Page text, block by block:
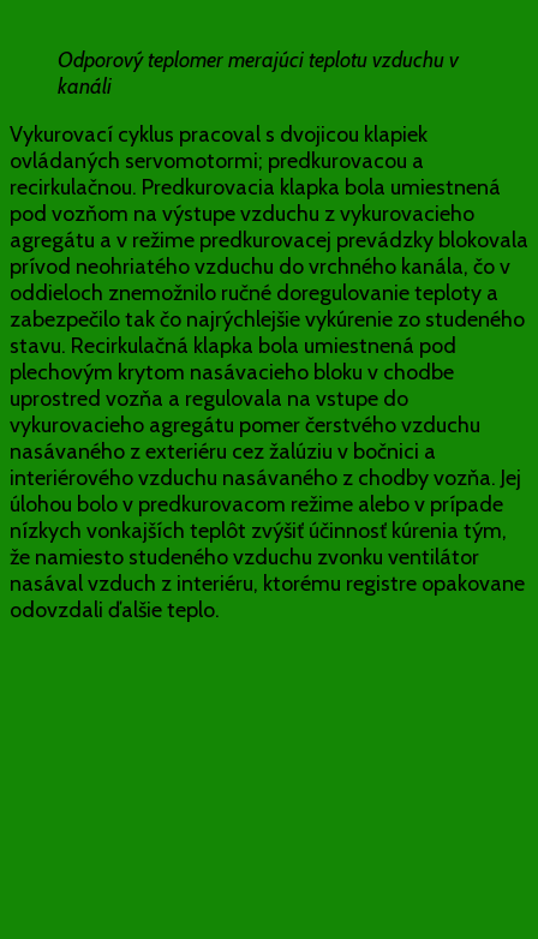
Odporový teplomer merajúci teplotu vzduchu v
kanáli
Vykurovací cyklus pracoval s dvojicou klapiek
ovládaných servomotormi; predkurovacou a
recirkulačnou. Predkurovacia klapka bola umiestnená
pod vozňom na výstupe vzduchu z vykurovacieho
agregátu a v režime predkurovacej prevádzky blokovala
prívod neohriatého vzduchu do vrchného kanála, čo v
oddieloch znemožnilo ručné doregulovanie teploty a
zabezpečilo tak čo najrýchlejšie vykúrenie zo studeného
stavu. Recirkulačná klapka bola umiestnená pod
plechovým krytom nasávacieho bloku v chodbe
uprostred vozňa a regulovala na vstupe do
vykurovacieho agregátu pomer čerstvého vzduchu
nasávaného z exteriéru cez žalúziu v bočnici a
interiérového vzduchu nasávaného z chodby vozňa. Jej
úlohou bolo v predkurovacom režime alebo v prípade
nízkych vonkajších teplôt zvýšiť účinnosť kúrenia tým,
že namiesto studeného vzduchu zvonku ventilátor
nasával vzduch z interiéru, ktorému registre opakovane
odovzdali ďalšie teplo.